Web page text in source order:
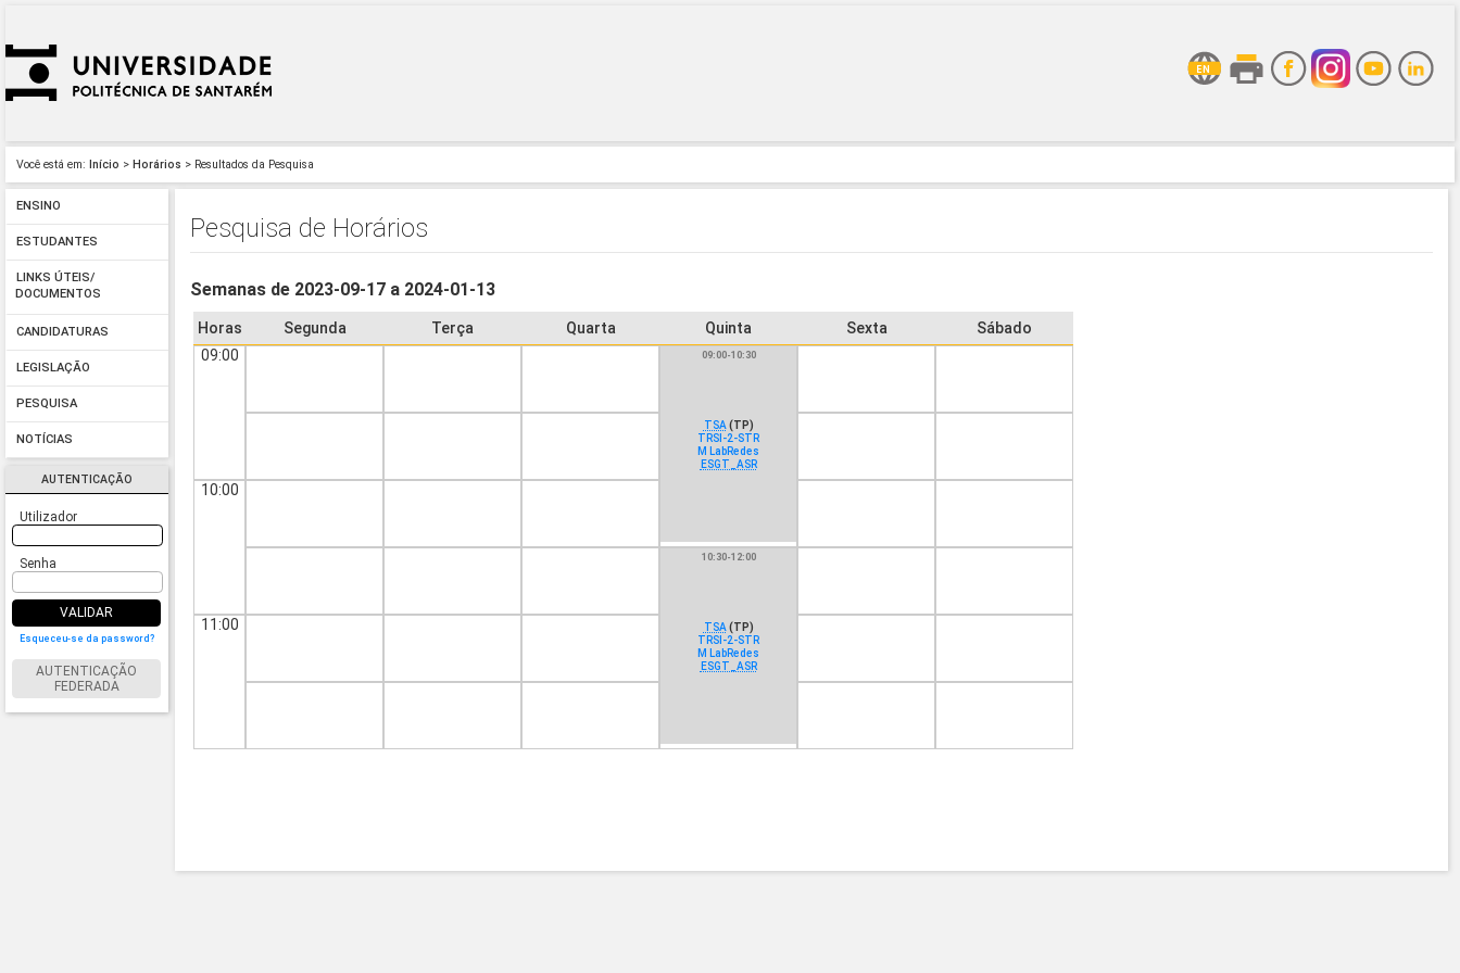
Você está em: Início > Horários > Resultados da Pesquisa
ENSINO
ESTUDANTES
LINKS ÚTEIS/
DOCUMENTOS
CANDIDATURAS
LEGISLAÇÃO
PESQUISA
NOTÍCIAS
AUTENTICAÇÃO
Utilizador
Senha
VALIDAR
Esqueceu-se da password?
AUTENTICAÇÃO
FEDERADA
Pesquisa de Horários
Semanas de 2023-09-17 a 2024-01-13
Horas Segunda Terça Quarta Quinta Sexta
Sábado
09:00
09:00-10:30
TSA (TP)
TRSI-2-STR
M LabRedes
ESGT_ASR
10:00
10:30-12:00
TSA (TP)
TRSI-2-STR
M LabRedes
ESGT_ASR
11:00